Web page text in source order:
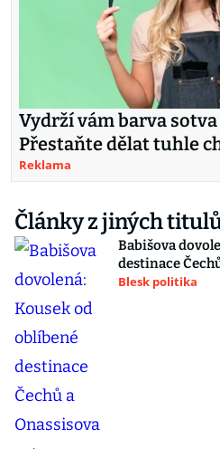
Vydrží vám barva
Přestaňte dělat tuhle
Reklama
Články z jiných
Babišova
destinace
Blesk politika